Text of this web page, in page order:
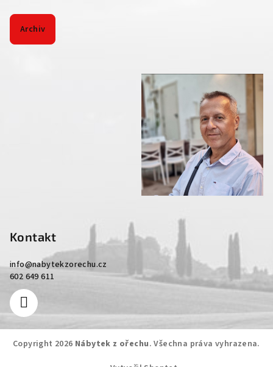
Archiv
Kontakt
info@nabytekzorechu.cz
602 649 611
Copyright 2026 Nábytek z ořechu. Všechna práva vyhrazena.